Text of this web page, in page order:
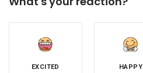
EXCITED HAPPY